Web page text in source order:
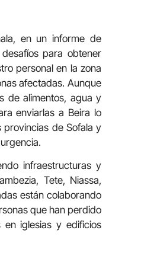
en un informe de
para obtener
personal en la zona
afectadas. Aunque
de alimentos, agua y
enviarlas a Beira lo
provincias de Sofala y
infraestructuras y
Tete, Niassa,
están colaborando
que han perdido
en iglesias y edificios